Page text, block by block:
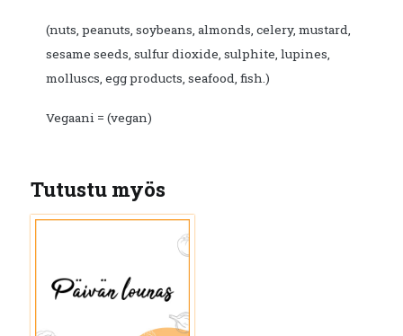
(nuts, peanuts, soybeans, almonds, celery, mustard,
sesame seeds, sulfur dioxide, sulphite, lupines,
molluscs, egg products, seafood, fish.)
Vegaani = (vegan)
Tutustu myös